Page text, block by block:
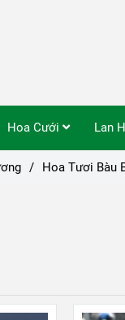
Hoa Cưới Lan
/ Hoa Tươi Bàu